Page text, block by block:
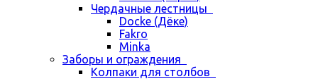
Чердачные лестницы
Docke (Дёке)
Fakro
Minka
Заборы и ограждения
Колпаки для столбов